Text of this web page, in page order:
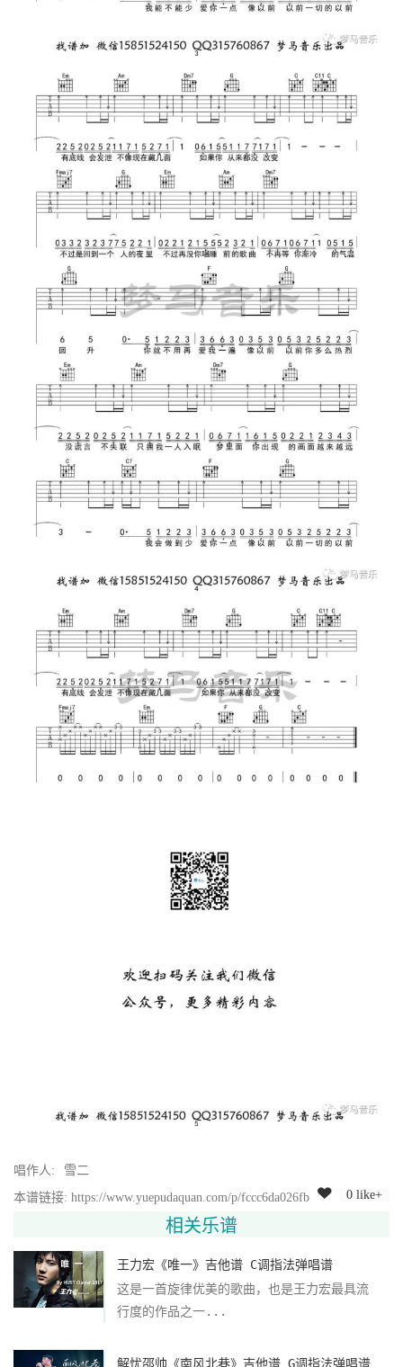
唱作人:
雪二
本谱链接: https://www.yuepudaquan.com/p/fccc6da026fb
0 like+
相关乐谱
王力宏《唯一》吉他谱 C调指法弹唱谱
这是一首旋律优美的歌曲，也是王力宏最具流
行度的作品之一...
解忧邵帅《南风北巷》吉他谱 G调指法弹唱谱